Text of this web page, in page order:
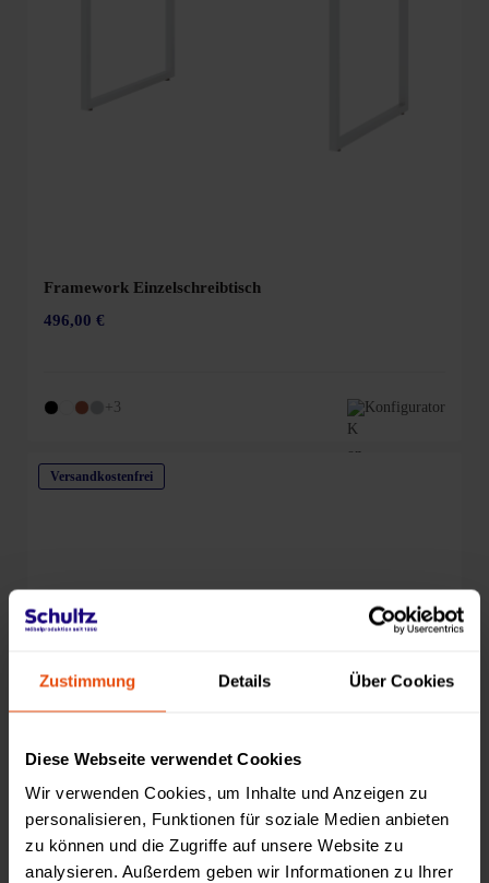
Zustimmung Details Über Cookies
Diese Webseite verwendet Cookies
Wir verwenden Cookies, um Inhalte und Anzeigen zu
personalisieren, Funktionen für soziale Medien anbieten
zu können und die Zugriffe auf unsere Website zu
analysieren. Außerdem geben wir Informationen zu Ihrer
Framework Einzelschreibtisch
496,00 €
+3 Konfigurator
Versandkostenfrei